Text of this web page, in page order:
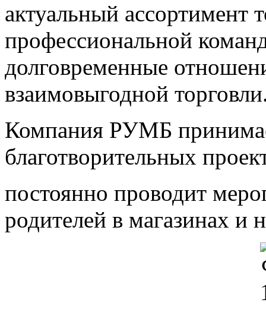
актуальный ассортимент
профессиональной
долговременные
взаимовыгодной
Компания РУМБ
благотворительных
постоянно проводит
родителей в магазинах и